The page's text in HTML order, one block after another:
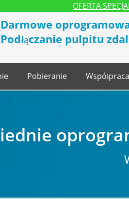
OFERTA
Darmowe
Podłączanie pulpitu
Pobieranie Współpraca